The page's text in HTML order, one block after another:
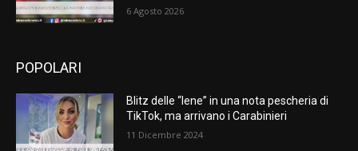
6 Agosto 2026
POPOLARI
Blitz delle “Iene” in una nota pescheria di
TikTok, ma arrivano i Carabinieri
11 Dicembre 2024